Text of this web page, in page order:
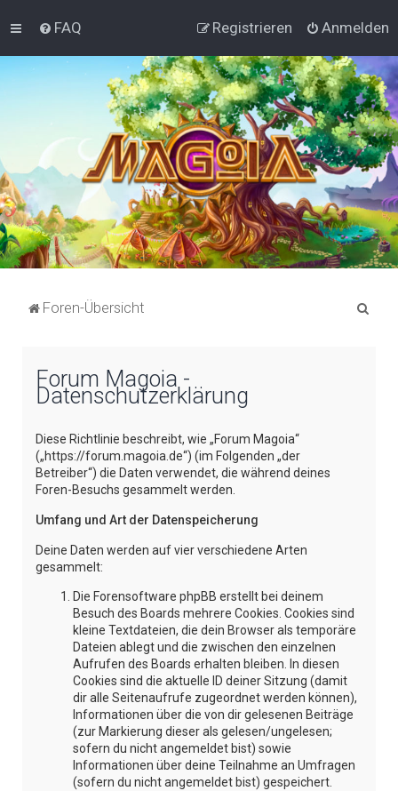
FAQ Anmelden
Registrieren
Foren-Übersicht
Forum Magoia -
Datenschutzerklärung
Diese Richtlinie beschreibt, wie „Forum Magoia“
(„https://forum.magoia.de“) (im Folgenden „der
Betreiber“) die Daten verwendet, die während deines
Foren-Besuchs gesammelt werden.
Umfang und Art der Datenspeicherung
Deine Daten werden auf vier verschiedene Arten
gesammelt:
Die Forensoftware phpBB erstellt bei deinem
Besuch des Boards mehrere Cookies. Cookies sind
kleine Textdateien, die dein Browser als temporäre
Dateien ablegt und die zwischen den einzelnen
Aufrufen des Boards erhalten bleiben. In diesen
Cookies sind die aktuelle ID deiner Sitzung (damit
dir alle Seitenaufrufe zugeordnet werden können),
Informationen über die von dir gelesenen Beiträge
(zur Markierung dieser als gelesen/ungelesen;
sofern du nicht angemeldet bist) sowie
Informationen über deine Teilnahme an Umfragen
(sofern du nicht angemeldet bist) gespeichert.